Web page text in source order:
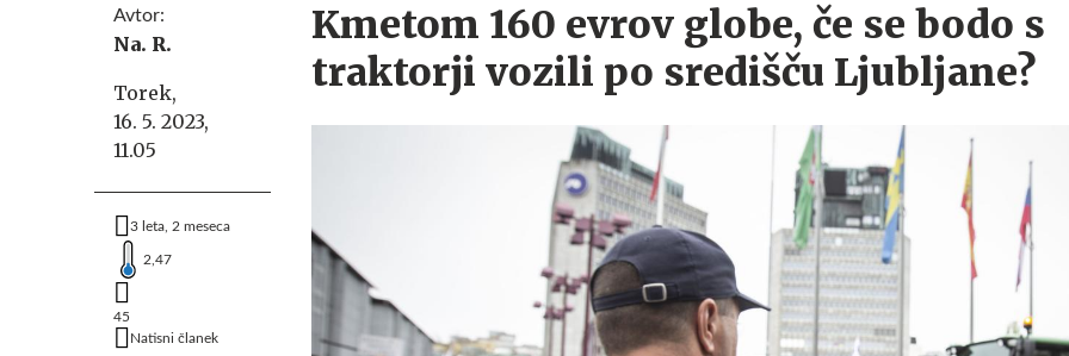
Avtor:
Na. R.
Torek,
16. 5. 2023,
11.05
3 leta, 2 meseca
2,47
45
Natisni članek
Kmetom 160 evrov globe, če se bodo s
traktorji vozili po središču Ljubljane?